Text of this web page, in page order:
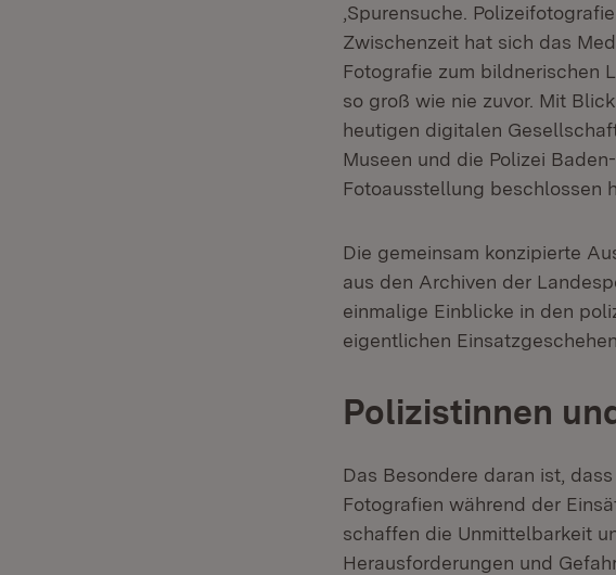
‚Spurensuche.
Zwischenzeit hat sich das
Fotografie zum bildnerischen
so groß wie nie zuvor. Mit
heutigen digitalen
Museen und die Polizei
Fotoausstellung beschlossen
Die gemeinsam konzipierte
aus den Archiven der
einmalige Einblicke in den
eigentlichen
Polizistinnen
Das Besondere daran ist,
Fotografien während der
schaffen die Unmittelbarkeit
Herausforderungen und